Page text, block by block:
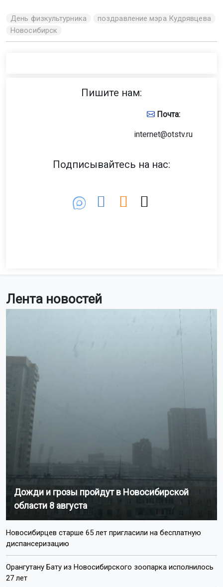
Лента новостей
Дожди и грозы пройдут в Новосибирской
области 8 августа
Новосибирцев старше 65 лет пригласили на бесплатную
диспансеризацию
Орангутану Бату из Новосибирского зоопарка исполнилось
27 лет
День физкультурника
поздравление мэра Кудрявцева
Новосибирск
Пишите нам:
Почта:
internet@otstv.ru
Подписывайтесь на нас: